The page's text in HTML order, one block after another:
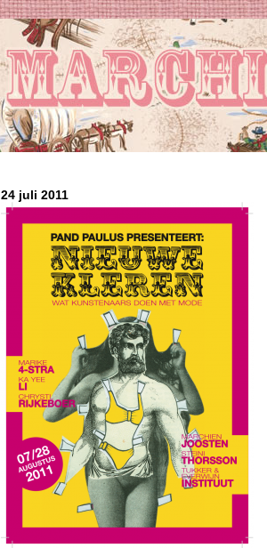
24 juli 2011